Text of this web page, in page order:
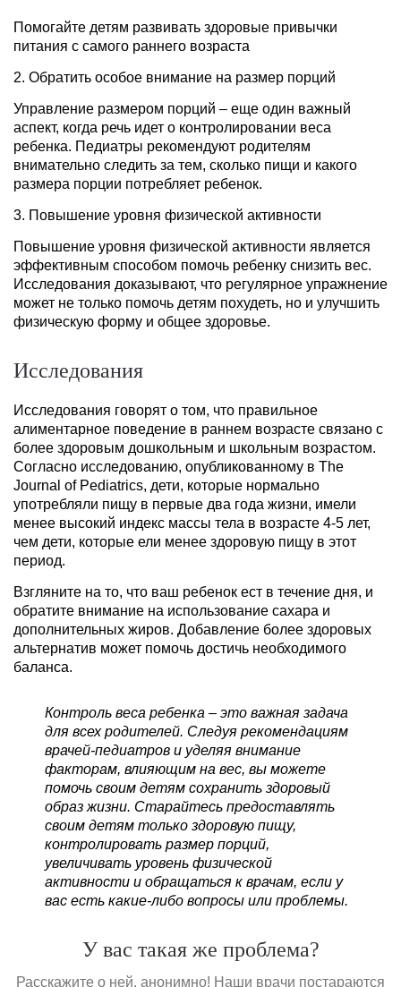
Помогайте детям развивать здоровые привычки
питания с самого раннего возраста
2. Обратить особое внимание на размер порций
Управление размером порций – еще один важный
аспект, когда речь идет о контролировании веса
ребенка. Педиатры рекомендуют родителям
внимательно следить за тем, сколько пищи и какого
размера порции потребляет ребенок.
3. Повышение уровня физической активности
Повышение уровня физической активности является
эффективным способом помочь ребенку снизить вес.
Исследования доказывают, что регулярное упражнение
может не только помочь детям похудеть, но и улучшить
физическую форму и общее здоровье.
Исследования
Исследования говорят о том, что правильное
алиментарное поведение в раннем возрасте связано с
более здоровым дошкольным и школьным возрастом.
Согласно исследованию, опубликованному в The
Journal of Pediatrics, дети, которые нормально
употребляли пищу в первые два года жизни, имели
менее высокий индекс массы тела в возрасте 4-5 лет,
чем дети, которые ели менее здоровую пищу в этот
период.
Взгляните на то, что ваш ребенок ест в течение дня, и
обратите внимание на использование сахара и
дополнительных жиров. Добавление более здоровых
альтернатив может помочь достичь необходимого
баланса.
Контроль веса ребенка – это важная задача
для всех родителей. Следуя рекомендациям
врачей-педиатров и уделяя внимание
факторам, влияющим на вес, вы можете
помочь своим детям сохранить здоровый
образ жизни. Старайтесь предоставлять
своим детям только здоровую пищу,
контролировать размер порций,
увеличивать уровень физической
активности и обращаться к врачам, если у
вас есть какие-либо вопросы или проблемы.
У вас такая же проблема?
Расскажите о ней, анонимно! Наши врачи постараются